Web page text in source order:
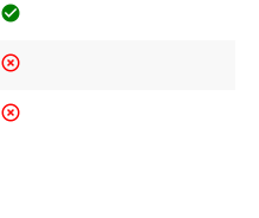
check_circle_outline
highlight_off
highlight_off